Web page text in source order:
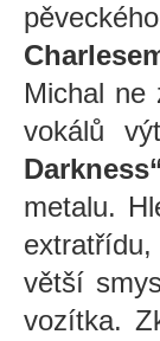
Michal ne
vokálů
metalu.
větší
vozítka.